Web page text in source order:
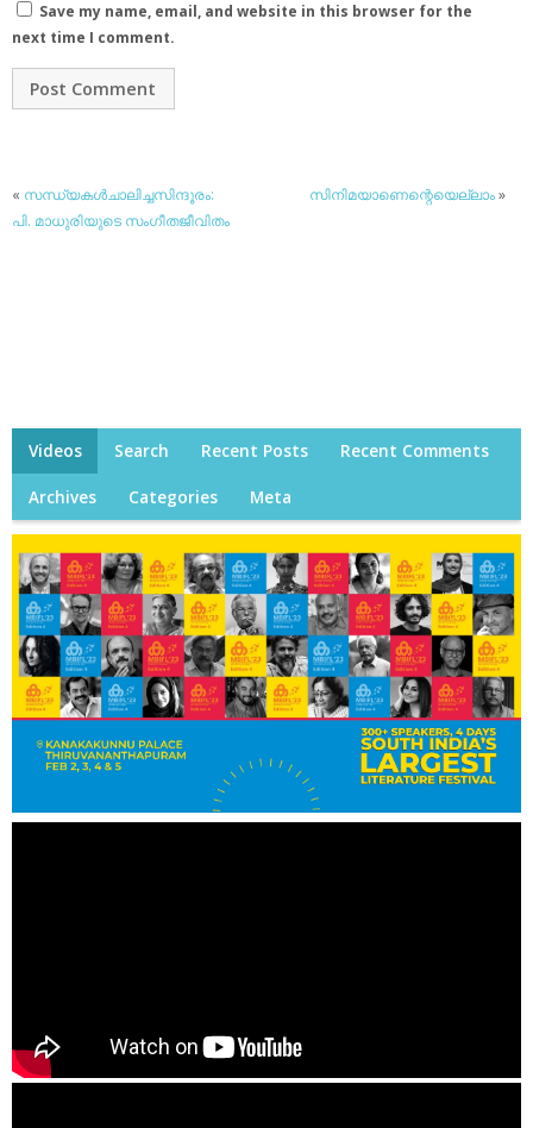
Save my name, email, and website in this browser for the
next time I comment.
« സന്ധ്യകള്‍ചാലിച്ചസിന്ദൂരം:
പി. മാധുരിയുടെ സംഗീതജീവിതം
സിനിമയാണെന്റെയെല്ലാം»
Videos Search Recent Posts Recent Comments
Archives Categories Meta